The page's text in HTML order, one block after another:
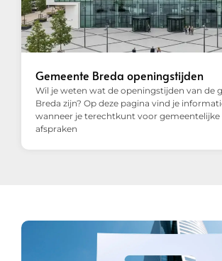
Gemeente Breda openingstijden
Wil je weten wat de openingstijden van de
Breda zijn? Op deze pagina vind je
wanneer je terechtkunt voor gemeentelijke
afspraken